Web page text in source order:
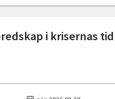
i krisernas